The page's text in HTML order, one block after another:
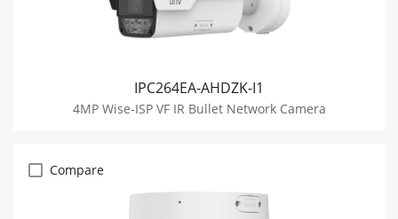
IPC264EA-AHDZK-I1
4MP Wise-ISP VF IR Bullet Network Camera
Compare